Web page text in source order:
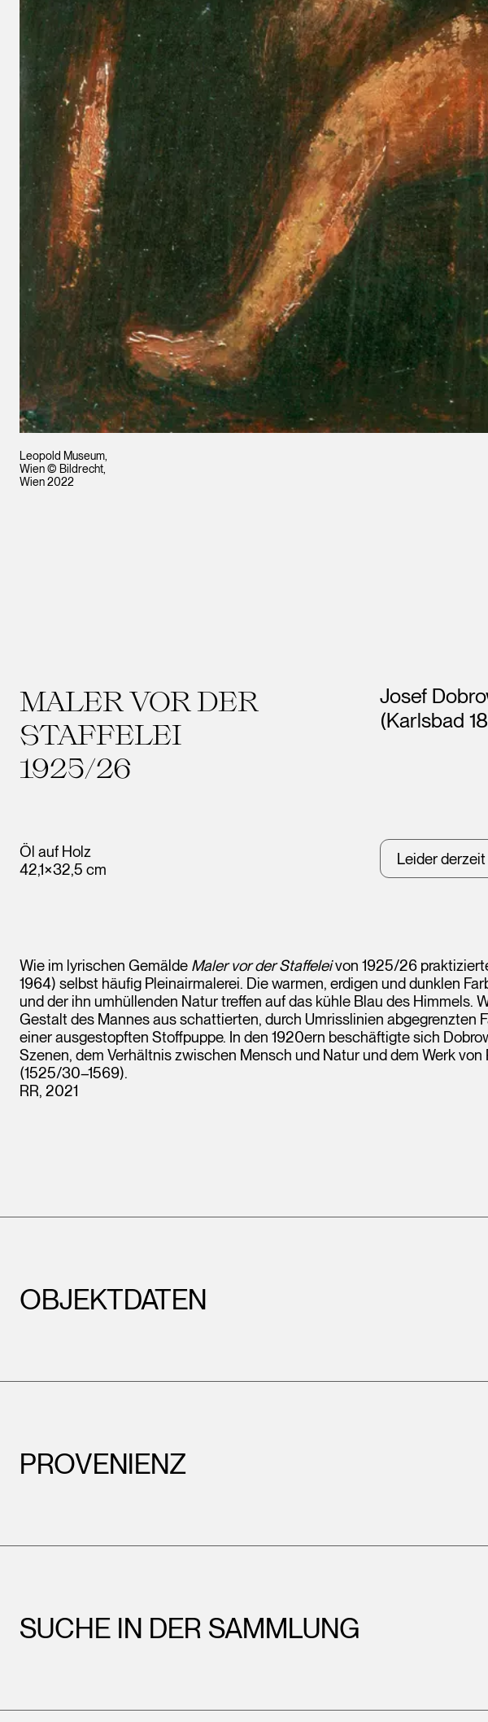
Leopold Museum,
Wien © Bildrecht,
Wien 2022
MALER VOR DER
STAFFELEI
1925/26
Öl auf Holz
42,1×32,5 cm
Künstler*innen
Josef
(Karlsbad
Leider
Wie im lyrischen Gemälde Maler vor der Staffeleivon 1925/26
1964) selbst häufig Pleinairmalerei. Die warmen, erdigen und dunklen
und der ihn umhüllenden Natur treffen auf das kühle Blau des Himmels.
Gestalt des Mannes aus schattierten, durch Umrisslinien abgegrenzten
einer ausgestopften Stoffpuppe. In den 1920ern beschäftigte sich
Szenen, dem Verhältnis zwischen Mensch und Natur und dem Werk
(1525/30–1569).
RR, 2021
OBJEKTDATEN
PROVENIENZ
SUCHE IN DER SAMMLUNG